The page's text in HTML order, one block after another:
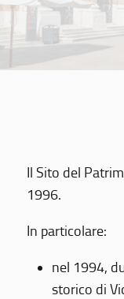
Il Sito del
1996.
In particolare:
nel 1994,
storico di